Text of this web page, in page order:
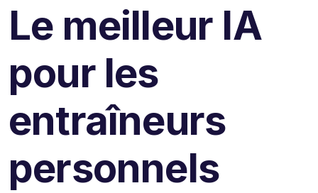
Le meilleur IA
pour les
entraîneurs
personnels